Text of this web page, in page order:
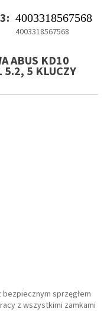
4003318567568
4003318567568
ABUS KD10
5.2, 5 KLUCZY
bezpiecznym sprzęgłem
z wszystkimi zamkami